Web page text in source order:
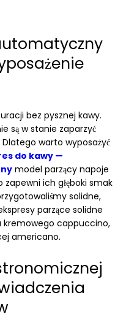
bez pysznej kawy.
są w stanie zaparzyć
warto wyposażyć
do kawy —
model parzący napoje
ich głęboki smak
solidne,
parzące solidne
kremowego cappuccino,
americano.